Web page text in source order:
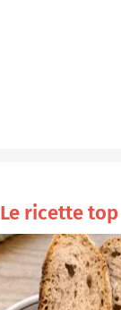
Le ricette top